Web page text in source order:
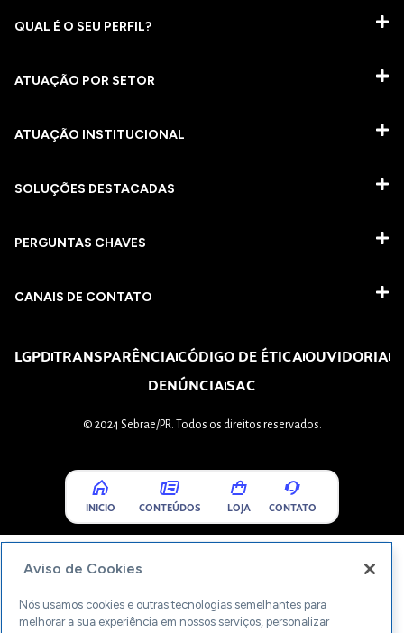
QUAL É O SEU PERFIL?
ATUAÇÃO POR SETOR
ATUAÇÃO INSTITUCIONAL
SOLUÇÕES DESTACADAS
PERGUNTAS CHAVES​
CANAIS DE CONTATO
LGPDTRANSPARÊNCIACÓDIGO DE ÉTICAOUVIDORIA
DENÚNCIASAC
© 2024 Sebrae/PR. Todos os direitos reservados.
INICIO CONTEÚDOS LOJA CONTATO
Aviso de Cookies
Nós usamos cookies e outras tecnologias semelhantes para
melhorar a sua experiência em nossos serviços, personalizar